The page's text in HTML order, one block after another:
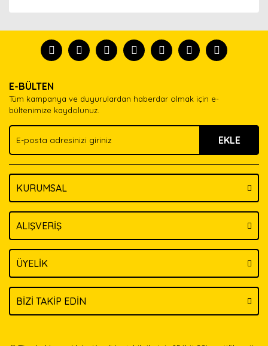
tanısın.
formunu kullanarak tarafımıza iletebilirsiniz.
Görüş ve önerileriniz için teşekkür ederiz.
Ürün açıklamasında eksik bilgiler bulunuyor.
Ürün bilgilerinde hatalar bulunuyor.
Ürün fiyatı diğer sitelerden daha pahalı.
Bu ürüne benzer farklı alternatifler olmalı.
E-BÜLTEN
Tüm kampanya ve duyurulardan haberdar olmak için e-
bültenimize kaydolunuz.
EKLE
KURUMSAL
ALIŞVERİŞ
ÜYELİK
BİZİ TAKİP EDİN